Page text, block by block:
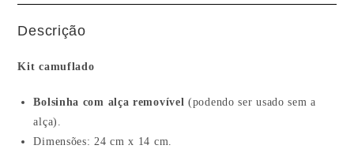
Descrição
Kit camuflado
Bolsinha com alça removível (podendo ser usado sem a
alça).
Dimensões: 24 cm x 14 cm.